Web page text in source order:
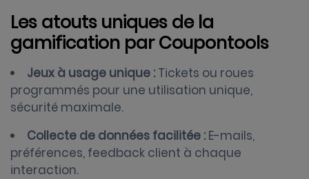
Les atouts uniques de la
gamification par Coupontools
Jeux à usage unique : Tickets ou roues
programmés pour une utilisation unique,
sécurité maximale.
Collecte de données facilitée : E-mails,
préférences, feedback client à chaque
interaction.